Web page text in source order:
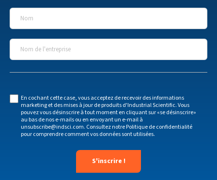
Nom
Nom de l'entreprise
En cochant cette case, vous acceptez de recevoir des informations
marketing et des mises à jour de produits d'Industrial Scientific. Vous
pouvez vous désinscrire à tout moment en cliquant sur «se désinscrire»
au bas de nos e-mails ou en envoyant un e-mail à
unsubscribe@indsci.com. Consultez notrePolitique de confidentialité
pour comprendre comment vos données sont utilisées.